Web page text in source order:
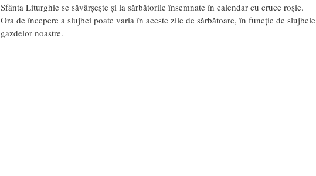
Sfânta Liturghie se săvârșește și la sărbătorile însemnate în calendar cu cruce roșie.
Ora de începere a slujbei poate varia în aceste zile de sărbătoare, în funcție de slujbele
gazdelor noastre.